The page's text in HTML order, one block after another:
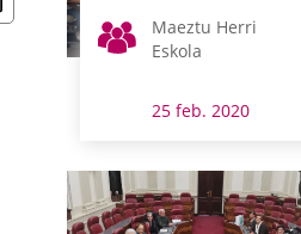
Maeztu Herri
Eskola
25 feb. 2020